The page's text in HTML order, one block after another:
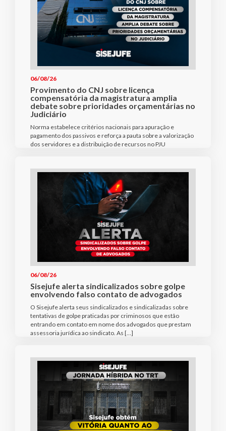
06/08/26
Provimento do CNJ sobre licença
compensatória da magistratura amplia
debate sobre prioridades orçamentárias no
Judiciário
Norma estabelece critérios nacionais para apuração e
pagamento dos passivos e reforça a pauta sobre a valorização
dos servidores e a distribuição de recursos no PJU
06/08/26
Sisejufe alerta sindicalizados sobre golpe
envolvendo falso contato de advogados
O Sisejufe alerta seus sindicalizados e sindicalizadas sobre
tentativas de golpe praticadas por criminosos que estão
entrando em contato em nome dos advogados que prestam
assessoria jurídica ao sindicato. As […]